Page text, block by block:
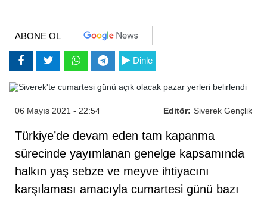
ABONE OL
Dinle
Editör: Siverek Gençlik
06 Mayıs 2021 - 22:54
Türkiye’de devam eden tam kapanma
sürecinde yayımlanan genelge kapsamında
halkın yaş sebze ve meyve ihtiyacını
karşılaması amacıyla cumartesi günü bazı